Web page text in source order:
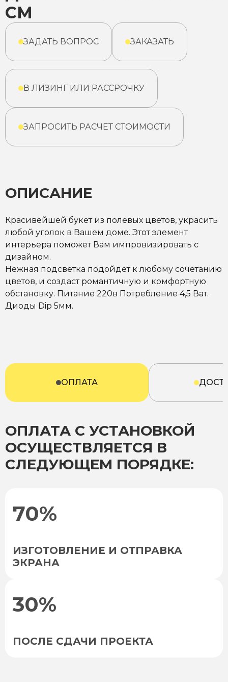
СМ
ЗАДАТЬ ВОПРОС ЗАКАЗАТЬ
В ЛИЗИНГ ИЛИ РАССРОЧКУ
ЗАПРОСИТЬ РАСЧЕТ СТОИМОСТИ
ОПИСАНИЕ
Красивейшей букет из полевых цветов, украсить
любой уголок в Вашем доме. Этот элемент
интерьера поможет Вам импровизировать с
дизайном.
Нежная подсветка подойдёт к любому сочетанию
цветов, и создаст романтичную и комфортную
обстановку. Питание 220в Потребление 4,5 Ват.
Диоды Dip 5мм.
ОПЛАТА
ОПЛАТА С УСТАНОВКОЙ
ОСУЩЕСТВЛЯЕТСЯ В
СЛЕДУЮЩЕМ ПОРЯДКЕ:
70%
ИЗГОТОВЛЕНИЕ И ОТПРАВКА
ЭКРАНА
30%
ПОСЛЕ СДАЧИ ПРОЕКТА